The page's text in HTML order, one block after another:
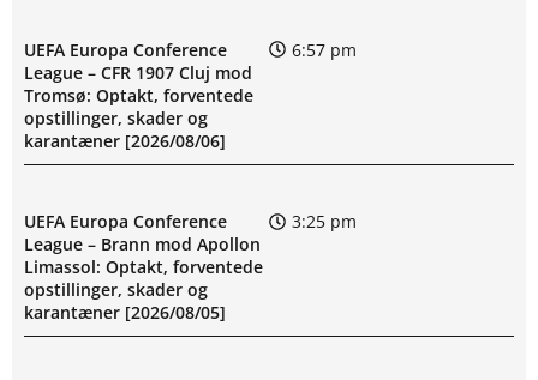
UEFA Europa Conference
League – CFR 1907 Cluj mod
Tromsø: Optakt, forventede
opstillinger, skader og
karantæner [2026/08/06]
6:57 pm
UEFA Europa Conference
League – Brann mod Apollon
Limassol: Optakt, forventede
opstillinger, skader og
karantæner [2026/08/05]
3:25 pm